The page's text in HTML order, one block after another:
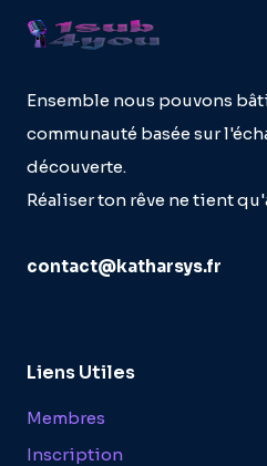
Ensemble nous pouvons
communauté basée sur
découverte.
Réaliser ton rêve ne tient
contact@katharsys.fr
Liens Utiles
Membres
Inscription